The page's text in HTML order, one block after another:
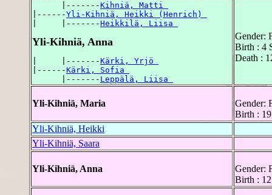
      |-------
Kihniä, Matti
|------Yli-Kihniä, Heikki (Henrich)
|     |-------Heikkilä, Liisa
Yli-Kihniä, Anna
|     |-------Kärki, Yrjö
|------Kärki, Sofia
      |-------
Leppälä, Liisa
Gender:
Birth : 4
Death :
Yli-Kihniä, Maria
Gender:
Birth :
Yli-Kihniä, Heikki
Yli-Kihniä, Saara
Yli-Kihniä, Anna
Gender:
Birth :